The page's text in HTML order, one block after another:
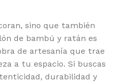
sino que también
de bambú y ratán es
de artesanía que trae
a tu espacio. Si buscas
durabilidad y